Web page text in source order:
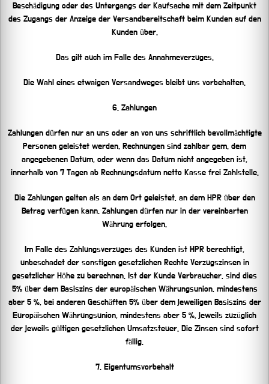
Beschädigung oder des Untergangs der Kaufsache mit dem Zeitpunkt
des Zugangs der Anzeige der Versandbereitschaft beim Kunden auf den
Kunden über.
Das gilt auch im Falle des Annahmeverzuges.
Die Wahl eines etwaigen Versandweges bleibt uns vorbehalten.
6. Zahlungen
Zahlungen dürfen nur an uns oder an von uns schriftlich bevollmächtigte
Personen geleistet werden. Rechnungen sind zahlbar gem. dem
angegebenen Datum, oder wenn das Datum nicht angegeben ist,
innerhalb von 7 Tagen ab Rechnungsdatum netto Kasse frei Zahlstelle.
Die Zahlungen gelten als an dem Ort geleistet, an dem HPR über den
Betrag verfügen kann. Zahlungen dürfen nur in der vereinbarten
Währung erfolgen.
Im Falle des Zahlungsverzuges des Kunden ist HPR berechtigt,
unbeschadet der sonstigen gesetzlichen Rechte Verzugszinsen in
gesetzlicher Höhe zu berechnen. Ist der Kunde Verbraucher, sind dies
5% über dem Basiszins der europäischen Währungsunion, mindestens
aber 5 %, bei anderen Geschäften 5% über dem jeweiligen Basiszins der
Europäischen Währungsunion, mindestens aber 5 %, jeweils zuzüglich
der jeweils gültigen gesetzlichen Umsatzsteuer. Die Zinsen sind sofort
fällig.
7. Eigentumsvorbehalt